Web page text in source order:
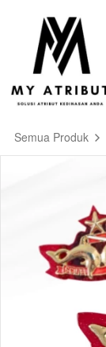
Semua Produk